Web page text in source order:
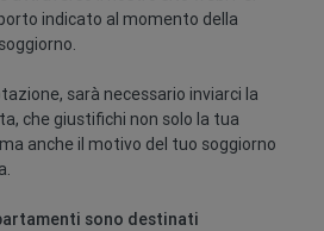
indicato al momento della
sarà necessario inviarci la
che giustifichi non solo la tua
anche il motivo del tuo soggiorno
sono destinati